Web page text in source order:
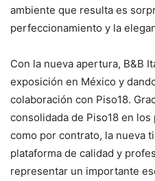
ambiente que resulta es
perfeccionamiento y la
Con la nueva apertura, B&B
exposición en México y
colaboración con Piso18.
consolidada de Piso18 en
como por contrato, la nueva
plataforma de calidad y
representar un importante